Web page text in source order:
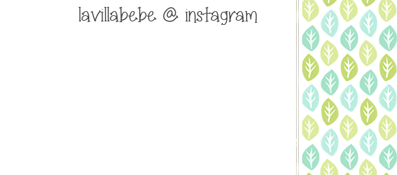
lavillabebe @ instagram